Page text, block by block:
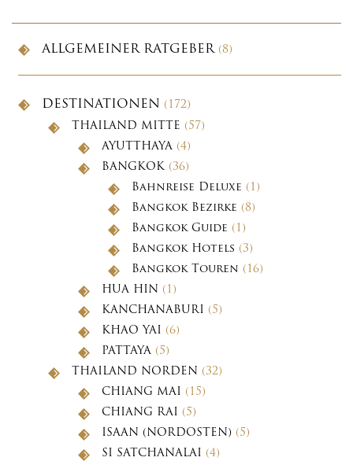
ALLGEMEINER RATGEBER(8)
DESTINATIONEN (172)
THAILAND MITTE (57)
AYUTTHAYA (4)
BANGKOK(36)
Bahnreise Deluxe (1)
Bangkok Bezirke (8)
Bangkok Guide (1)
Bangkok Hotels (3)
Bangkok Touren (16)
HUA HIN (1)
KANCHANABURI (5)
KHAO YAI (6)
PATTAYA (5)
THAILAND NORDEN (32)
CHIANG MAI (15)
CHIANG RAI (5)
ISAAN (NORDOSTEN) (5)
SI SATCHANALAI (4)